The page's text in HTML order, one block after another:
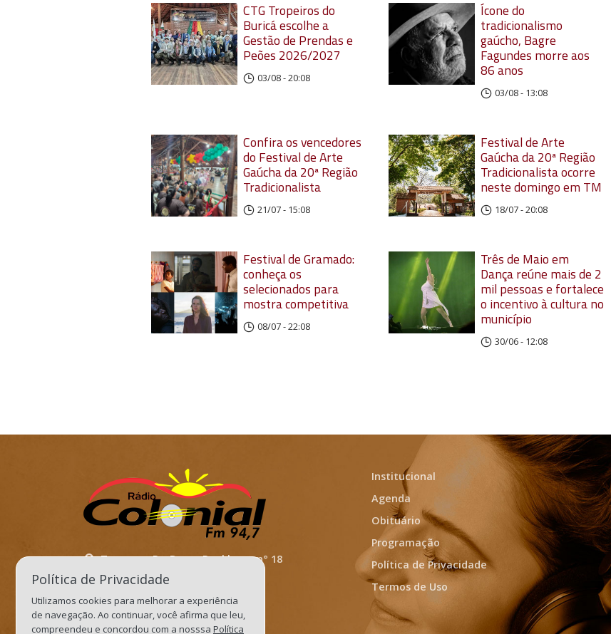
CTG Tropeiros do
Buricá escolhe a
Gestão de Prendas e
Peões 2026/2027
03/08 - 20:08
Ícone do
tradicionalismo
gaúcho, Bagre
Fagundes morre aos
86 anos
03/08 - 13:08
Confira os vencedores
do Festival de Arte
Gaúcha da 20ª Região
Tradicionalista
21/07 - 15:08
Festival de Arte
Gaúcha da 20ª Região
Tradicionalista ocorre
neste domingo em TM
18/07 - 20:08
Festival de Gramado:
conheça os
selecionados para
mostra competitiva
08/07 - 22:08
Três de Maio em
Dança reúne mais de 2
mil pessoas e fortalece
o incentivo à cultura no
município
30/06 - 12:08
Travessa. Dr. Bruno Dockhorn, n° 18
Três de Maio/RS
Cep: 98910-000
recepcaocolonialfm@gmail.com
Institucional
Agenda
Obituário
Programação
Política de Privacidade
Termos de Uso
Política de Privacidade
Utilizamos cookies para melhorar a experiência
de navegação. Ao continuar, você afirma que leu,
compreendeu e concordou com a nosssa Política